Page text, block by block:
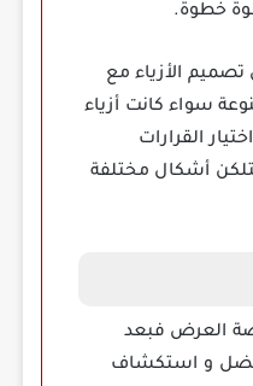
خطوة.
الأزياء مع
سواء كانت أزياء
القرارات
أشكال مختلفة
العرض فبعد
و استكشاف